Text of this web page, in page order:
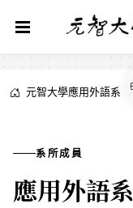
元智大學應用外語系
系所成員
應用外語